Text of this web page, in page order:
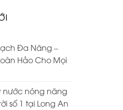
Đa Năng –
Hảo Cho Mọi
nước nóng năng
số 1 tại Long An